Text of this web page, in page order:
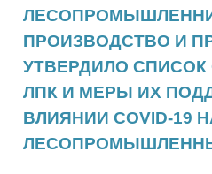
ПРОИЗВОДСТВО И
УТВЕРДИЛО
ЛПК И МЕРЫ ИХ
ВЛИЯНИИ COVID-19